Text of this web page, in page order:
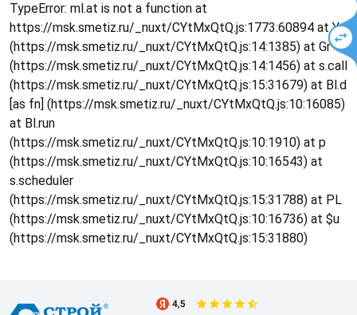
TypeError: ml.at is not a function at
https://msk.smetiz.ru/_nuxt/CYtMxQtQ.js:1773:60894 at Ys
(https://msk.smetiz.ru/_nuxt/CYtMxQtQ.js:14:1385) at Gr
(https://msk.smetiz.ru/_nuxt/CYtMxQtQ.js:14:1456) at s.call
(https://msk.smetiz.ru/_nuxt/CYtMxQtQ.js:15:31679) at Bl.d
[as fn] (https://msk.smetiz.ru/_nuxt/CYtMxQtQ.js:10:16085)
at Bl.run
(https://msk.smetiz.ru/_nuxt/CYtMxQtQ.js:10:1910) at p
(https://msk.smetiz.ru/_nuxt/CYtMxQtQ.js:10:16543) at
s.scheduler
(https://msk.smetiz.ru/_nuxt/CYtMxQtQ.js:15:31788) at PL
(https://msk.smetiz.ru/_nuxt/CYtMxQtQ.js:10:16736) at $u
(https://msk.smetiz.ru/_nuxt/CYtMxQtQ.js:15:31880)